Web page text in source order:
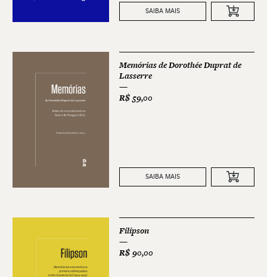
SAIBA MAIS
Memórias de Dorothée Duprat de
Lasserre
R$ 59,00
SAIBA MAIS
Filipson
R$ 90,00